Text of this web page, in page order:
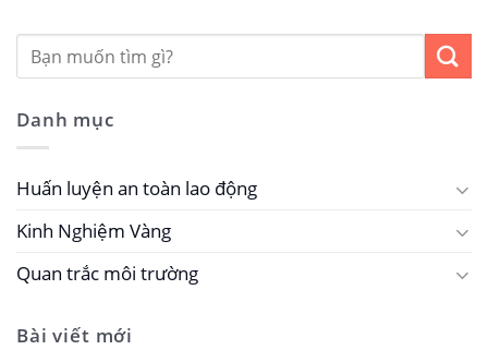
Danh mục
Huấn luyện an toàn lao động
Kinh Nghiệm Vàng
Quan trắc môi trường
Bài viết mới